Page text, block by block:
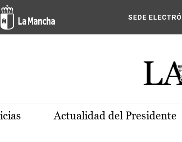
la región de SEDE
Actualidad del Presidente